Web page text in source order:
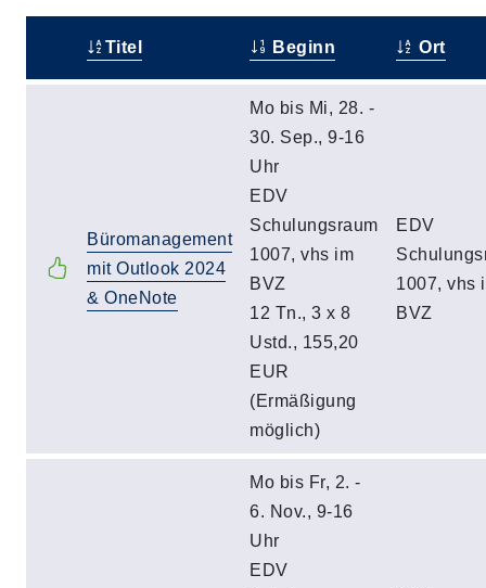
Titel Beginn Ort
Büromanagement
mit Outlook 2024
& OneNote
Mo bis Mi, 28. -
30. Sep., 9-16
Uhr
EDV
Schulungsraum
1007, vhs im
BVZ
12 Tn., 3 x 8
Ustd., 155,20
EUR
(Ermäßigung
möglich)
EDV
1007, vhs
BVZ
Mo bis Fr, 2. -
6. Nov., 9-16
Uhr
EDV